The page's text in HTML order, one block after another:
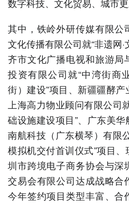
其中，铁岭外研传媒有限公
文化传播有限公司就“非遗网
齐市文化广播电视和旅游局
投资有限公司就“中湾街商
街）建设”项目、新疆疆酵
上海高力物业顾问有限公司
础设施建设项目”、广东美
南航科技（广东横琴）有限
模拟机交付首训仪式”项目
圳市跨境电子商务协会与深
交易会有限公司达成战略合
今年签约项目类型丰富、合